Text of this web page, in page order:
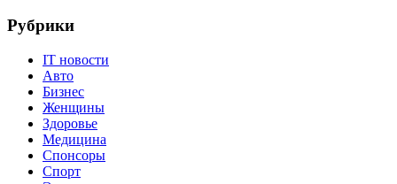
Рубрики
IT новости
Авто
Бизнес
Женщины
Здоровье
Медицина
Спонсоры
Спорт